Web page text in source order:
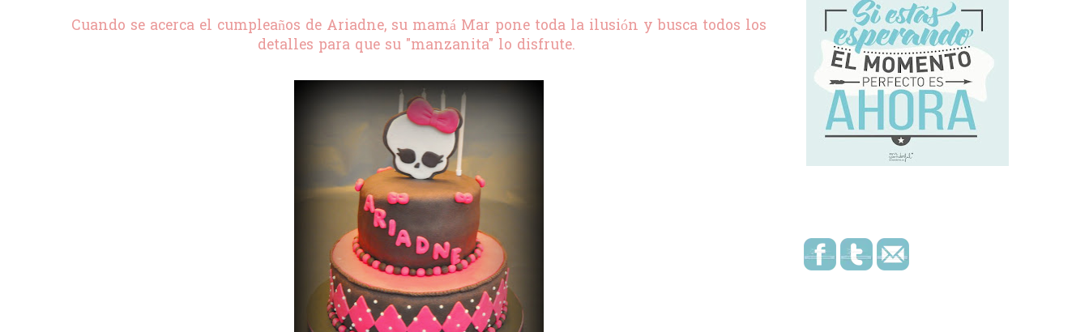
Cuando se acerca el cumpleaños de Ariadne, su mamá Mar pone toda la ilusión y busca todos los
detalles para que su "manzanita" lo disfrute.